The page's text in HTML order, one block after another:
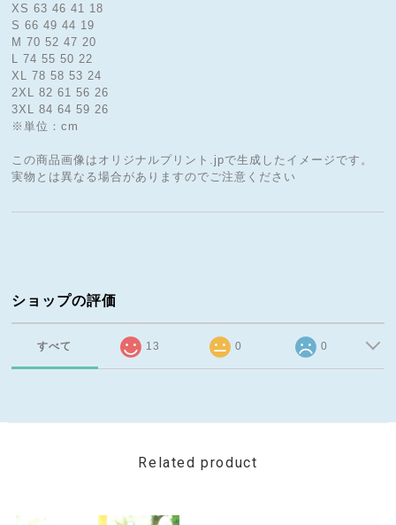
XS 63 46 41 18
S 66 49 44 19
M 70 52 47 20
L 74 55 50 22
XL 78 58 53 24
2XL 82 61 56 26
3XL 84 64 59 26
※単位：cm
この商品画像はオリジナルプリント.jpで生成したイメージです。
実物とは異なる場合がありますのでご注意ください
ショップの評価
すべて 13 0 0
Related product